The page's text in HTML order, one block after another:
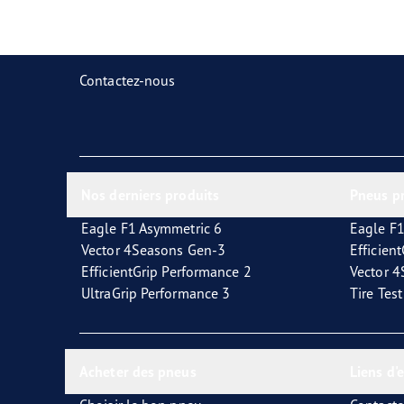
Contactez-nous
Eagle F1 Asymmetric 6
Vector 4Seasons Gen-3
EfficientGrip Performance 2
UltraGrip Performance 3
Eagle
Vector
Tire